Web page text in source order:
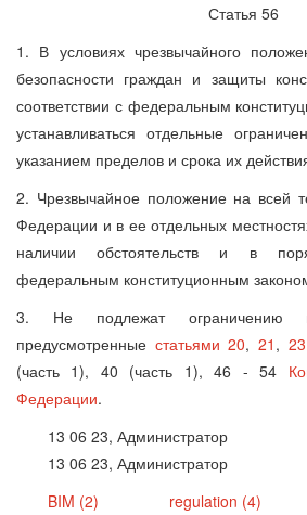
Статья 56
1. В условиях чрезвычайного
безопасности граждан и защиты
соответствии с федеральным
устанавливаться отдельные
указанием пределов и срока их
2. Чрезвычайное положение на всей
Федерации и в ее отдельных
наличии обстоятельств и в
федеральным конституционным
3. Не подлежат ограничению
предусмотренные статьями 20,21 , 23
(часть 1), 40 (часть 1), 46 - 54
Федерации.
13 06 23, Администратор
13 06 23, Администратор
BIM (2)
regulation (4)